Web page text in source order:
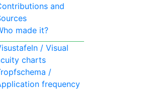
and
made it?
/ Visual
charts
/
frequency